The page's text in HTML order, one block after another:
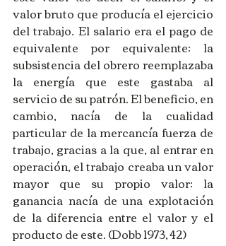
valor bruto que producía el ejercicio
del trabajo. El salario era el pago de
equivalente por equivalente: la
subsistencia del obrero reemplazaba
la energía que este gastaba al
servicio de su patrón. El beneficio, en
cambio, nacía de la cualidad
particular de la mercancía fuerza de
trabajo, gracias a la que, al entrar en
operación, el trabajo creaba un valor
mayor que su propio valor: la
ganancia nacía de una explotación
de la diferencia entre el valor y el
producto de este. (Dobb 1973, 42)